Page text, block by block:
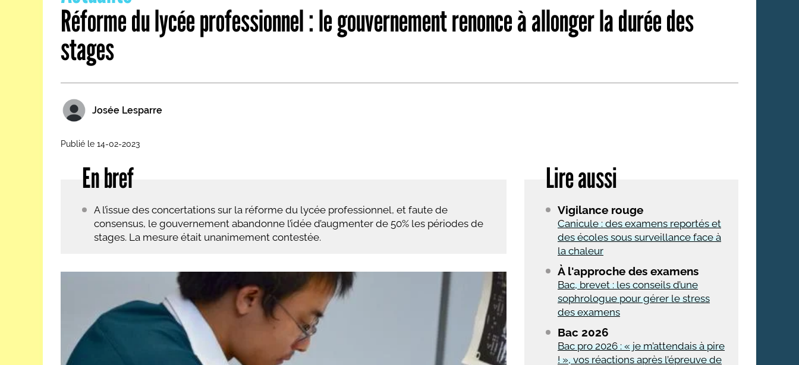
Les métiers par ordre alphabétique Après la 3eme Les secteurs qui embauchentS'engager pour une causeSes déplacements
Réforme du lycée professionnel : le gouvernement renonce à allonger la durée des
stages
Josée Lesparre
Publié le 14-02-2023
En bref
A l’issue des concertations sur la réforme du lycée professionnel, et faute de
consensus, le gouvernement abandonne l’idée d’augmenter de 50% les périodes de
stages. La mesure était unanimement contestée.
Lire aussi
Vigilance rouge
Canicule : des examens reportés et
des écoles sous surveillance face à
la chaleur
À l'approche des examens
Bac, brevet : les conseils d’une
sophrologue pour gérer le stress
des examens
Bac 2026
Bac pro 2026 : « je m’attendais à pire
! », vos réactions après l’épreuve de